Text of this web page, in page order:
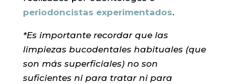
periodoncistas experimentados.
*Es importante recordar que las
limpiezas bucodentales habituales (que
son más superficiales) no son
suficientes ni para tratar ni para